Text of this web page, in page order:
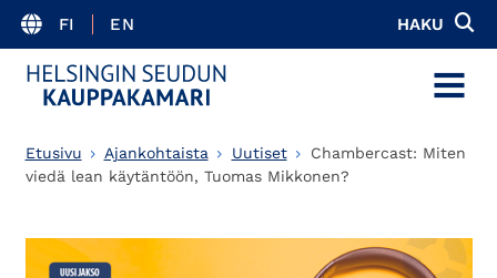
FI EN HAKU
MENU
Etusivu Ajankohtaista Uutiset
Chambercast: Miten
viedä lean käytäntöön, Tuomas Mikkonen?